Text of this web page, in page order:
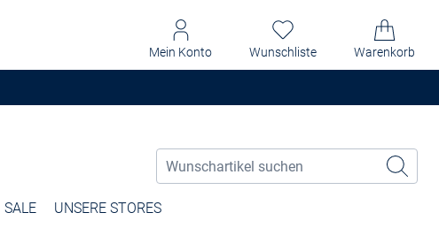
Mein Konto Wunschliste Warenkorb
SALE UNSERE STORES